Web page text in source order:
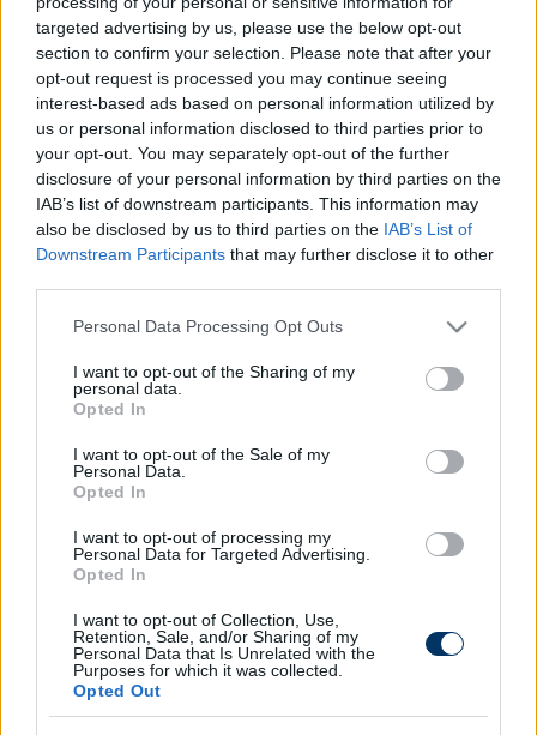
targeted advertising by us, please use the below opt-out
section to confirm your selection. Please note that after your
opt-out request is processed you may continue seeing
interest-based ads based on personal information utilized by
us or personal information disclosed to third parties prior to
your opt-out. You may separately opt-out of the further
disclosure of your personal information by third parties on the
IAB’s list of downstream participants. This information may
also be disclosed by us to third parties on the IAB’s List of
Downstream Participants that may further disclose it to other
Please note that this website/app uses one or more Google
not limited to your visit or usage behaviour. You may click to
grant or deny consent to Google and its third-party tags to
use your data for below specified purposes in below Google
consent section.
Personal Data Processing Opt Outs
I want to opt-out of the Sharing of my
personal data.
Opted In
I want to opt-out of the Sale of my
Personal Data.
Opted In
I want to opt-out of processing my
Personal Data for Targeted Advertising.
Opted In
I want to opt-out of Collection, Use,
Retention, Sale, and/or Sharing of my
Personal Data that Is Unrelated with the
Purposes for which it was collected.
Opted Out
Vogts által irányított skótokkal Glasgowban. A
mieink simán, 3-0-ra nyertek Huszi Szabolcs
duplájával, valamint egy öngóllal. A mérkőzés Huszti
bombagólja miatt marad emlékezetes.
Egy ilyet el tudnánk képzelni ma este is valamelyik
játékosunktól:
Itt állíthatod be, hogy a Csakfoci az elsők
között legyen a Google-találatokban